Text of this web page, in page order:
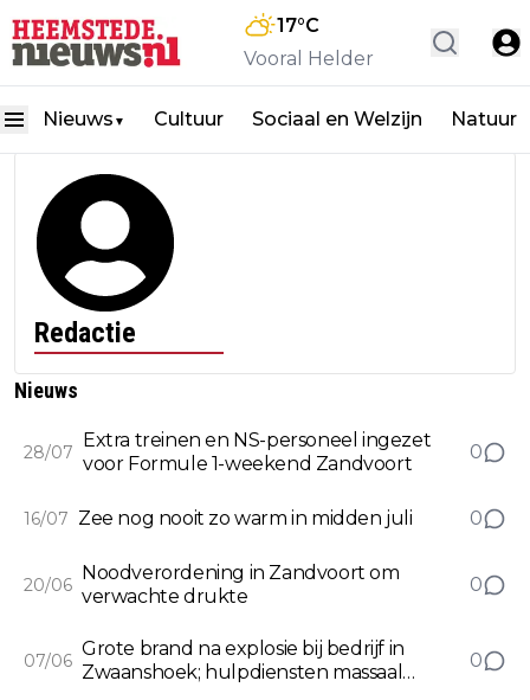
17°C
Vooral Helder
Nieuws ▼ Cultuur Sociaal en Welzijn Natuur
Redactie
Nieuws
28/07
Extra treinen en NS-personeel ingezet
voor Formule 1-weekend Zandvoort
0
16/07 Zee nog nooit zo warm in midden juli 0
20/06
Noodverordening in Zandvoort om
verwachte drukte
0
07/06
Grote brand na explosie bij bedrijf in
Zwaanshoek; hulpdiensten massaal
0